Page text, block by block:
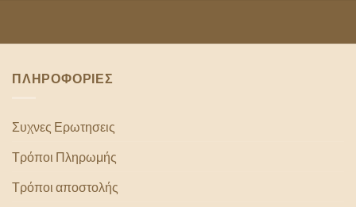
ΠΛΗΡΟΦΟΡΙΕΣ
Συχνες Ερωτησεις
Τρόποι Πληρωμής
Τρόποι αποστολής